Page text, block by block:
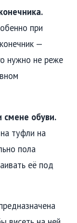
при
—
нужно не реже
смене обуви.
туфли на
пола
её под